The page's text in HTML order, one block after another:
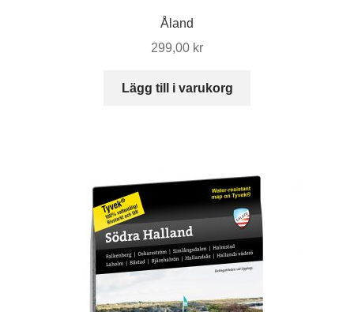
Åland
299,00 kr
Lägg till i varukorg